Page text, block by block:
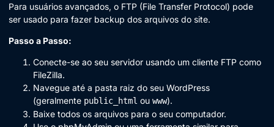
Para usuários avançados, o FTP (File Transfer Protocol) pode
ser usado para fazer backup dos arquivos do site.
Passo a Passo:
Conecte-se ao seu servidor usando um cliente FTP como
FileZilla.
Navegue até a pasta raiz do seu WordPress
(geralmente public_html ou www).
Baixe todos os arquivos para o seu computador.